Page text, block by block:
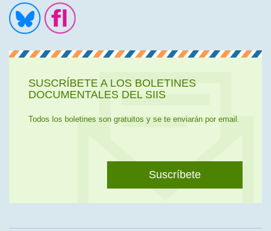
SUSCRÍBETE A LOS BOLETINES
DOCUMENTALES DEL SIIS
Todos los boletines son gratuitos y se te enviarán por email.
Suscríbete